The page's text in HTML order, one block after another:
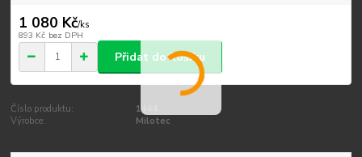
1 080 Kč/ks
893 Kč bez DPH
Přidat do košíku
Číslo produktu:
1444
Výrobce:
Milotec